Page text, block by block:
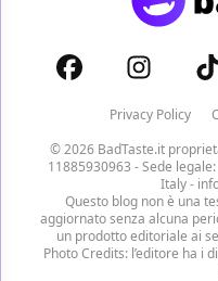
Privacy Policy
© 2026 BadTaste.it
11885930963 - Sede
Italy -
Questo blog non è una
aggiornato senza alcuna
un prodotto editoriale ai
Photo Credits: l’editore ha i